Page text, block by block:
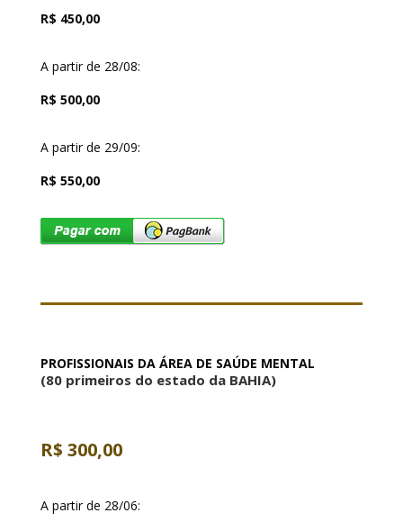
R$ 450,00
A partir de 28/08:
R$ 500,00
A partir de 29/09:
R$ 550,00
PROFISSIONAIS DA ÁREA DE SAÚDE MENTAL
(80 primeiros do estado da BAHIA)
R$ 300,00
A partir de 28/06: